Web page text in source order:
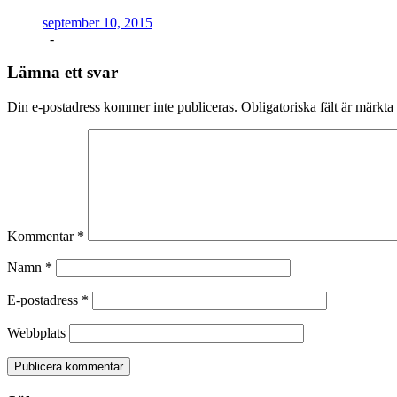
september 10, 2015
-
Lämna ett svar
Din e-postadress kommer inte publiceras. Obligatoriska fält är märkta
Kommentar *
Namn *
E-postadress *
Webbplats